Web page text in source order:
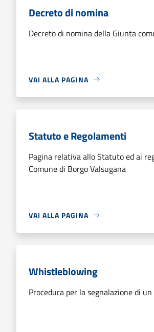
Decreto di nomina
Decreto di nomina della Giunta
VAI ALLA PAGINA
Statuto e Regolamenti
Pagina relativa allo Statuto ed ai
Comune di Borgo Valsugana
VAI ALLA PAGINA
Whistleblowing
Procedura per la segnalazione di